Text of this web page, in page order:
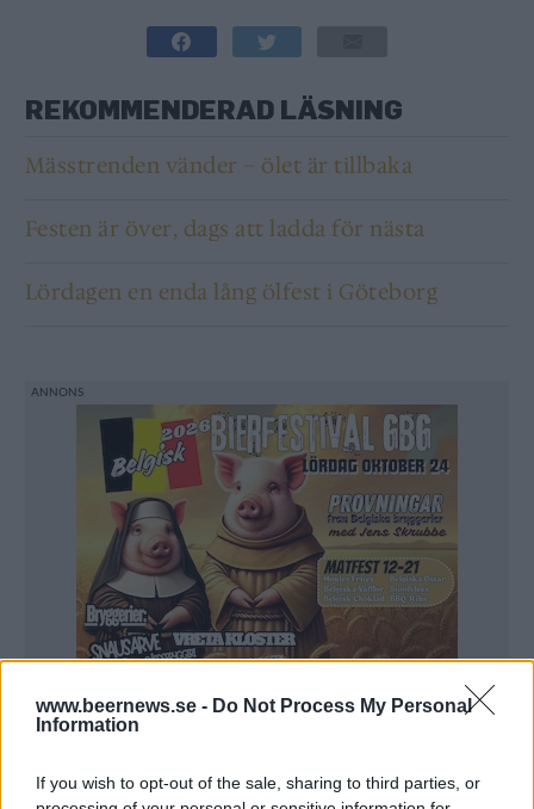
www.beernews.se - Do Not Process My Personal
Information
If you wish to opt-out of the sale, sharing to third parties, or
REKOMMENDERAD LÄSNING
Mässtrenden vänder – ölet är tillbaka
Festen är över, dags att ladda för nästa
Lördagen en enda lång ölfest i Göteborg